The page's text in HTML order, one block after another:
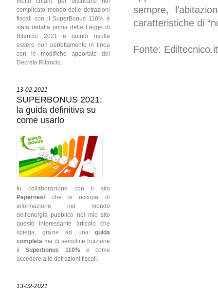
complicato mondo delle detrazioni
fiscali con il SuperBonus 110% è
stata redatta prima della Legge di
Bilancio 2021 e quindi risulta
essere non perfettamente in linea
con le modifiche apportate del
Decreto Rilancio.
13-02-2021
SUPERBONUS 2021:
la guida definitiva su
come usarlo
In collaborazione con il sito
Papernest che si occupa di
informazione nel mondo
dell'energia pubblico nel mio sito
questo interessante articolo che
spiega, grazie ad una guida
completa ma di semplice fruizione
ilSuperbonus 110%e come
accedere alle detrazioni fiscali.
13-02-2021
sempre,
caratteristiche di
Fonte: